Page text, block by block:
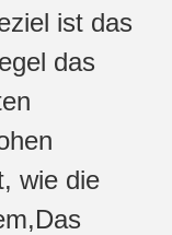
ist das
das
wie die